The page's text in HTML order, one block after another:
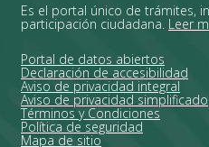
Es el portal único de trámites,
participación ciudadana. Leer
Portal de datos abiertos
Declaración de accesibilidad
Aviso de privacidad integral
Aviso de privacidad simplificado
Términos y Condiciones
Política de seguridad
Mapa de sitio